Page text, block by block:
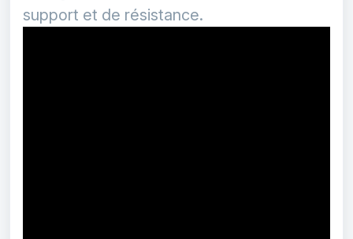
support et de résistance.